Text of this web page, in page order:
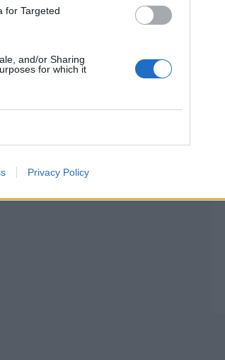
for Targeted
and/or Sharing
for which it
Privacy Policy
MASSIMO COLACI voto 30: Come i
trofei, se non abbiamo contato male, che
libero pugliese, dominatore assoluto degli
ultimi tre lustri della SuperLega tra Trento